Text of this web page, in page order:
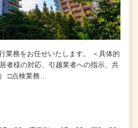
業務をお任せいたします。 ＜具体的
者様の対応、引越業者への指示、共
□点検業務…